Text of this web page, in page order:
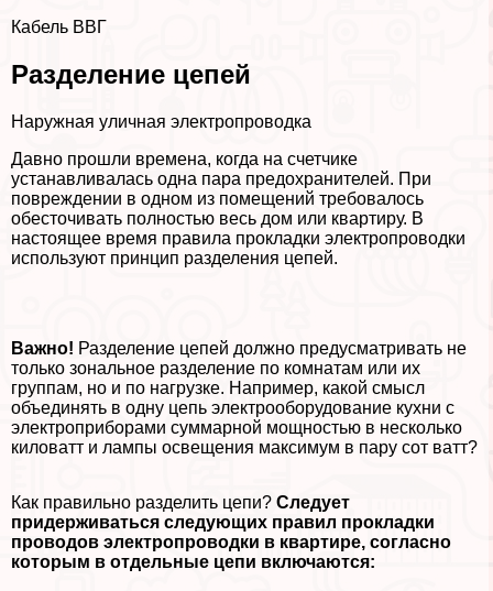
Кабель ВВГ
Разделение цепей
Наружная уличная электропроводка
Давно прошли времена, когда на счетчике
устанавливалась одна пара пpeдoxpaнителей. При
повреждении в одном из помещений требовалось
обесточивать полностью весь дом или квартиру. В
настоящее время правила прокладки электропроводки
используют принцип разделения цепей.
Важно! Разделение цепей должно предусматривать не
только зональное разделение по комнатам или их
группам, но и по нагрузке. Например, какой смысл
объединять в одну цепь электрооборудование кухни с
электроприборами суммарной мощностью в несколько
киловатт и лампы освещения максимум в пару сот ватт?
Как правильно разделить цепи? Следует
придерживаться следующих правил прокладки
проводов электропроводки в квартире, согласно
которым в отдельные цепи включаются: